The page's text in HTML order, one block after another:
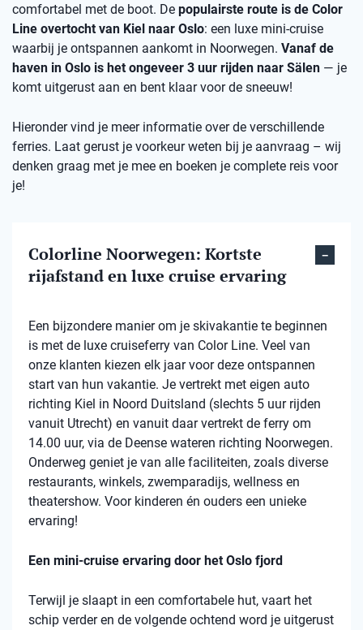
comfortabel met de boot. De populairste route is de Color
Line overtocht van Kiel naar Oslo: een luxe mini-cruise
waarbij je ontspannen aankomt in Noorwegen. Vanaf de
haven in Oslo is het ongeveer 3 uur rijden naar Sälen — je
komt uitgerust aan en bent klaar voor de sneeuw!
Hieronder vind je meer informatie over de verschillende
ferries. Laat gerust je voorkeur weten bij je aanvraag – wij
denken graag met je mee en boeken je complete reis voor
je!
Colorline Noorwegen: Kortste
rijafstand en luxe cruise ervaring
Een bijzondere manier om je skivakantie te beginnen
is met de luxe cruiseferry van Color Line. Veel van
onze klanten kiezen elk jaar voor deze ontspannen
start van hun vakantie. Je vertrekt met eigen auto
richting Kiel in Noord Duitsland (slechts 5 uur rijden
vanuit Utrecht) en vanuit daar vertrekt de ferry om
14.00 uur, via de Deense wateren richting Noorwegen.
Onderweg geniet je van alle faciliteiten, zoals diverse
restaurants, winkels, zwemparadijs, wellness en
theatershow. Voor kinderen én ouders een unieke
ervaring!
Een mini-cruise ervaring door het Oslo fjord
Terwijl je slaapt in een comfortabele hut, vaart het
schip verder en de volgende ochtend word je uitgerust